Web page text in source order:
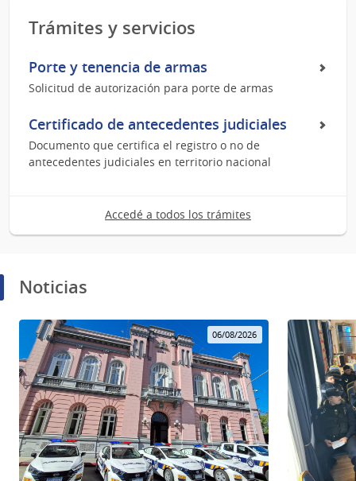
Trámites y servicios
Porte y tenencia de armas
Solicitud de autorización para porte de armas
Certificado de antecedentes judiciales
Documento que certifica el registro o no de
antecedentes judiciales en territorio nacional
Accedé a todos los trámites
Noticias
06/08/2026